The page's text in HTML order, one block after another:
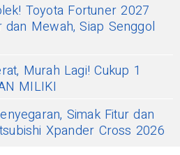
Toyota Fortuner 2027
Mewah, Siap Senggol
Murah Lagi! Cukup 1
MILIKI
Simak Fitur dan
Xpander Cross 2026